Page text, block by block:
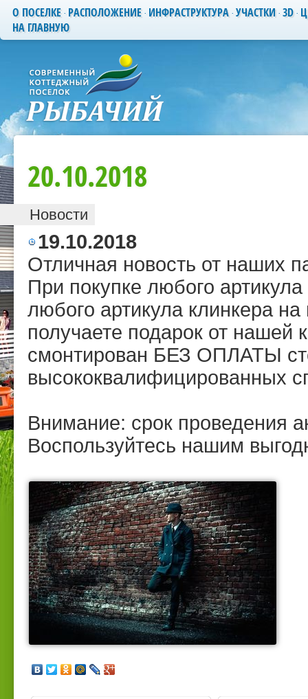
О ПОСЕЛКЕ РАСПОЛОЖЕНИЕ ИНФРАСТРУКТУРА УЧАСТКИ 3D
НА ГЛАВНУЮ
20.10.2018
Новости
19.10.2018
Отличная новость от наших
При покупке любого
любого артикула клинкера
получаете подарок от нашей
смонтирован БЕЗ ОПЛАТЫ
высококвалифицированных
Внимание: срок проведения
Воспользуйтесь нашим